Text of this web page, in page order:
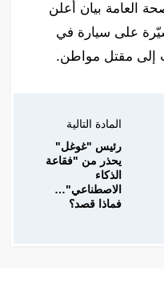
العامة بيان أعلن
على سيارة في
إلى مقتل مواطن.
المادة التالية
رئيس "غوغل"
يحذر من "فقاعة
الذكاء
الاصطناعي"…
فماذا قصد؟